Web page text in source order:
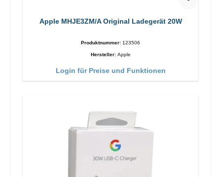
Apple MHJE3ZM/A Original Ladegerät 20W
Produktnummer: 123506
Hersteller: Apple
Login für Preise und Funktionen